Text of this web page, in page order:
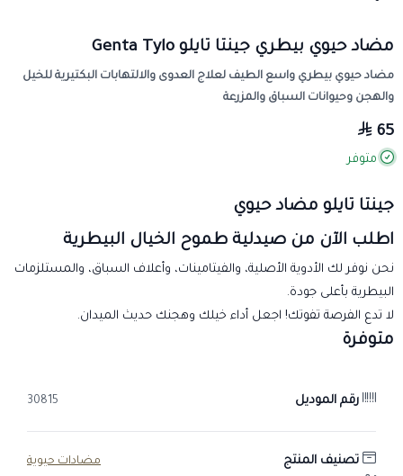
مضاد حيوي بيطري جينتا تايلو Genta Tylo
مضاد حيوي بيطري واسع الطيف لعلاج العدوى والالتهابات البكتيرية للخيل
والهجن وحيوانات السباق والمزرعة
65
متوفر
جينتا تايلو مضاد حيوي
اطلب الآن من صيدلية طموح الخيال البيطرية
نحن نوفر لك الأدوية الأصلية، والفيتامينات، وأعلاف السباق، والمستلزمات
البيطرية بأعلى جودة.
لا تدع الفرصة تفوتك! اجعل أداء خيلك وهجنك حديث الميدان.
متوفرة
رقم الموديل 30815
تصنيف المنتج مضادات حيوية